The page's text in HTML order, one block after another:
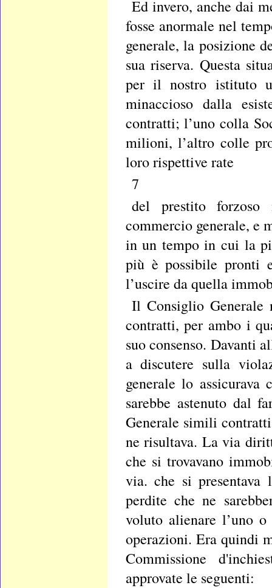
Ed invero, anche dai
fosse anormale nel
generale, la posizione
sua riserva. Questa
per il nostro istituto
minaccioso dalla
contratti; l’uno colla
milioni, l’altro colle
loro rispettive rate
7
del prestito
commercio generale, e
in un tempo in cui la
più è possibile pronti
l’uscire da quella
Il Consiglio Generale
contratti, per ambo i
suo consenso. Davanti
a discutere sulla
generale lo
sarebbe astenuto dal
Generale simili
ne risultava. La via
che si trovavano
via. che si
perdite che ne
voluto alienare l’uno
operazioni. Era quindi
Commissione
approvate le seguenti: